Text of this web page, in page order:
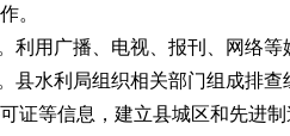
。
利用广播、电视、报刊、网络
县水利局组织相关部门组成排
证等信息，建立县城区和先进